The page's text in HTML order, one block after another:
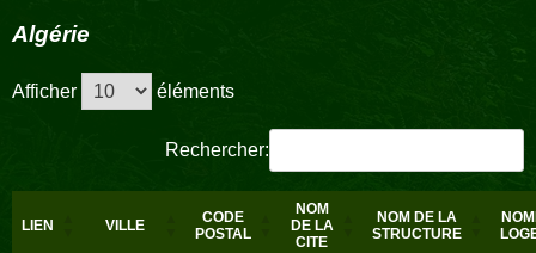
Algérie
Afficher éléments
Rechercher:
LIEN VILLE
CODE
POSTAL
NOM
DE LA
CITE
NOM DE LA
STRUCTURE